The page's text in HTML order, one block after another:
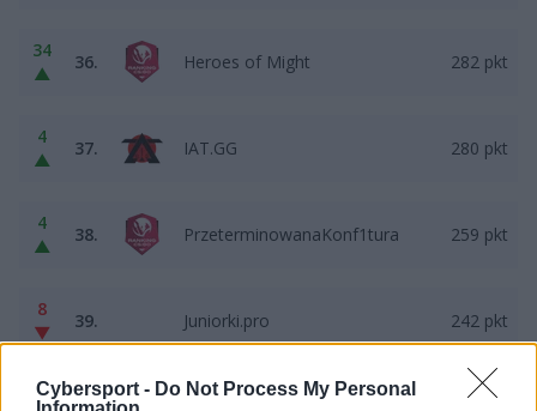
Cybersport - Do Not Process My Personal
34
▲
36. Heroes of Might 282 pkt
4
▲
37. IAT.GG 280 pkt
4
▲
38. PrzeterminowanaKonf1tura 259 pkt
8
▼
39. Juniorki.pro 242 pkt
12